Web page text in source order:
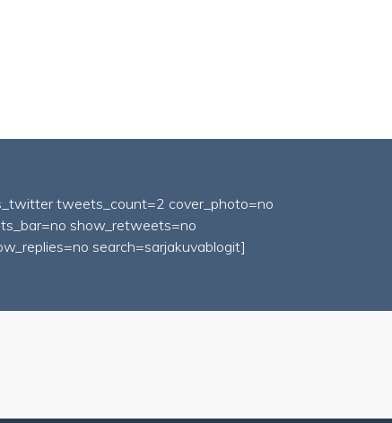
tweets_count=2 cover_photo=no
show_retweets=no
search=sarjakuvablogit]